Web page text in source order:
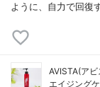
ように、自力で回復
AVISTA(アビ
エイジング